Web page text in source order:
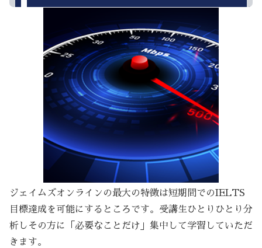
ジェイムズオンラインの最大の特徴は短期間でのIELTS
目標達成を可能にするところです。受講生ひとりひとり分
析しその方に「必要なことだけ」集中して学習していただ
きます。